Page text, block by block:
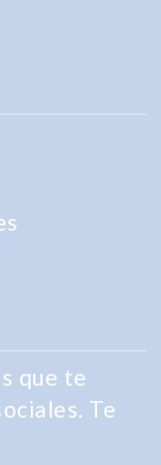
que te
Te